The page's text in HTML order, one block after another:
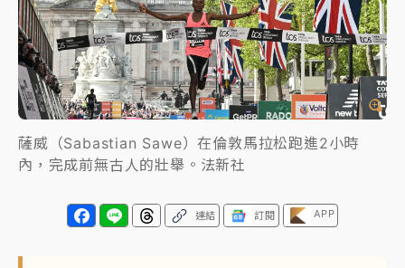
周六起展出延長至晚上7時
台東農業處長涉圖利渡假村！東檢抗告成功 今重開羈
押庭
父親節泡湯了！中颱白海豚雨彈轟3天 「紅到發紫」降
雨熱區曝
薩威（Sabastian Sawe）在倫敦馬拉松跑進2小時
內，完成前無古人的壯舉。法新社
連結 訂閱 APP